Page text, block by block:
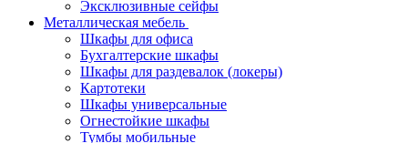
Эксклюзивные сейфы
Металлическая мебель
Шкафы для офиса
Бухгалтерские шкафы
Шкафы для раздевалок (локеры)
Картотеки
Шкафы универсальные
Огнестойкие шкафы
Тумбы мобильные